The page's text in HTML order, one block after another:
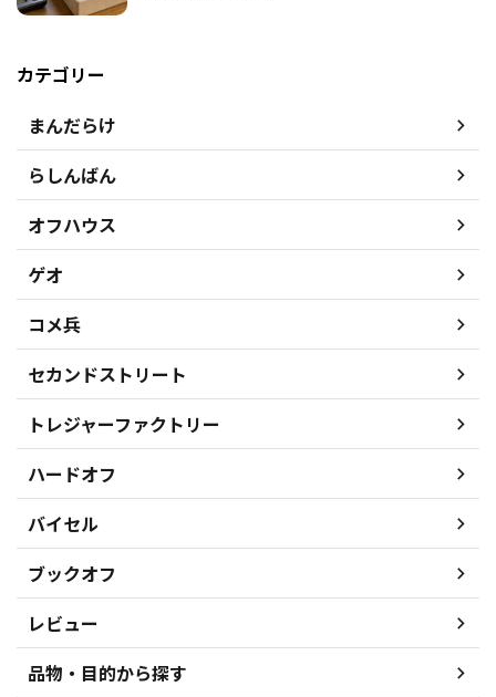
カテゴリー
まんだらけ
らしんばん
オフハウス
ゲオ
コメ兵
セカンドストリート
トレジャーファクトリー
ハードオフ
バイセル
ブックオフ
レビュー
品物・目的から探す